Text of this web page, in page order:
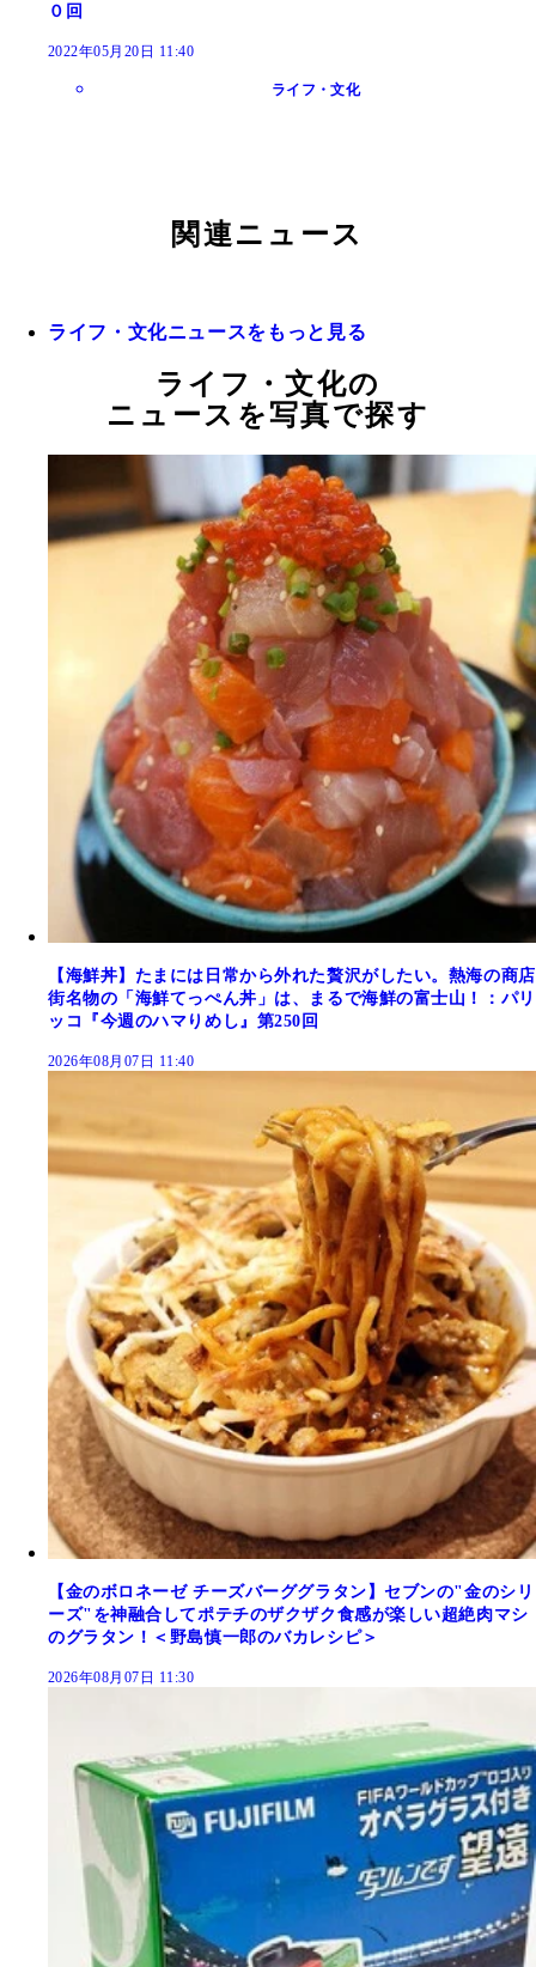
０回
2022年05月20日 11:40
ライフ・文化
関連ニュース
ライフ・文化ニュースをもっと見る
ライフ・文化の
ニュースを写真で探す
【海鮮丼】たまには日常から外れた贅沢がしたい。熱海の商店
街名物の「海鮮てっぺん丼」は、まるで海鮮の富士山！：パリ
ッコ『今週のハマりめし』第250回
2026年08月07日 11:40
【金のボロネーゼ チーズバーググラタン】セブンの"金のシリ
ーズ"を神融合してポテチのザクザク食感が楽しい超絶肉マシ
のグラタン！＜野島慎一郎のバカレシピ＞
2026年08月07日 11:30